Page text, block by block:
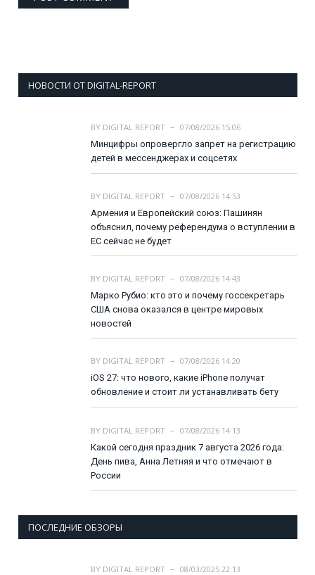
НОВОСТИ ОТ DIGITAL-REPORT
BY DIGITAL REPORT
07/08/2026 15:06
Минцифры опровергло запрет на регистрацию
детей в мессенджерах и соцсетях
BY DIGITAL REPORT
07/08/2026 14:53
Армения и Европейский союз: Пашинян
объяснил, почему референдума о вступлении в
ЕС сейчас не будет
BY DIGITAL REPORT
07/08/2026 14:43
Марко Рубио: кто это и почему госсекретарь
США снова оказался в центре мировых
новостей
BY DIGITAL REPORT
07/08/2026 14:20
iOS 27: что нового, какие iPhone получат
обновление и стоит ли устанавливать бету
BY DIGITAL REPORT
07/08/2026 14:13
Какой сегодня праздник 7 августа 2026 года:
День пива, Анна Летняя и что отмечают в
России
ПОСЛЕДНИЕ ОБЗОРЫ
BY DIGITAL REPORT
08/03/2025 22:13